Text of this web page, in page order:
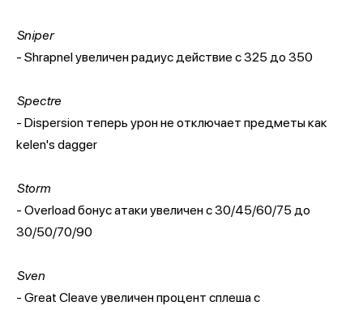
Sniper
- Shrapnel увеличен радиус действие с 325 до 350
Spectre
- Dispersion теперь урон не отключает предметы как
kelen's dagger
Storm
- Overload бонус атаки увеличен с 30/45/60/75 до
30/50/70/90
Sven
- Great Cleave увеличен процент сплеша с